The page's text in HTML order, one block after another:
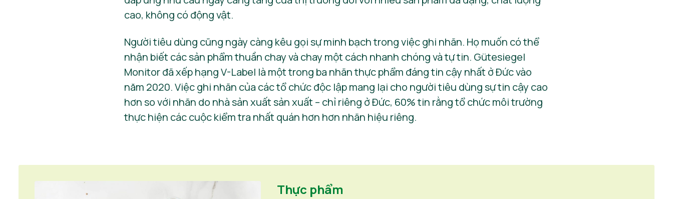
cao, không có động vật.
Người tiêu dùng cũng ngày càng kêu gọi sự minh bạch trong việc ghi nhãn. Họ muốn có thể
nhận biết các sản phẩm thuần chay và chay một cách nhanh chóng và tự tin. Gütesiegel
Monitor đã xếp hạng V-Label là một trong ba nhãn thực phẩm đáng tin cậy nhất ở Đức vào
năm 2020. Việc ghi nhãn của các tổ chức độc lập mang lại cho người tiêu dùng sự tin cậy cao
hơn so với nhãn do nhà sản xuất sản xuất – chỉ riêng ở Đức, 60% tin rằng tổ chức môi trường
thực hiện các cuộc kiểm tra nhất quán hơn hơn nhãn hiệu riêng.
Thực phẩm